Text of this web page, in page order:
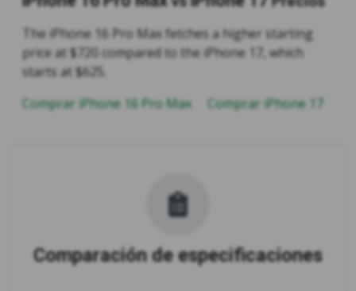
The iPhone 16 Pro Max fetches a higher starting
price at $720 compared to the iPhone 17, which
starts at $625.
Comprar iPhone 16 Pro Max
Comprar iPhone 17
Comparación de especificaciones